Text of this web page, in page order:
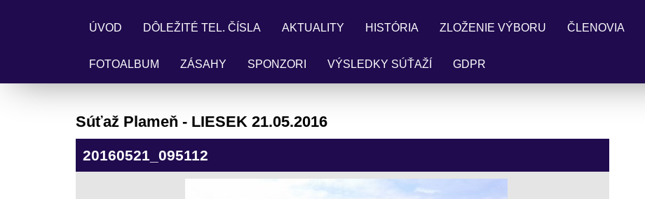
ÚVOD DÔLEŽITÉ TEL. ČÍSLA AKTUALITY HISTÓRIA ZLOŽENIE VÝBORU ČLENOVIA
FOTOALBUM ZÁSAHY SPONZORI VÝSLEDKY SÚŤAŽÍ GDPR
Súťaž Plameň - LIESEK 21.05.2016
20160521_095112